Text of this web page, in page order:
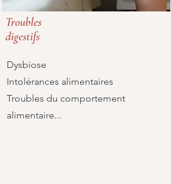
Troubles
digestifs
Dysbiose
Intolérances alimentaires
Troubles du comportement
alimentaire...